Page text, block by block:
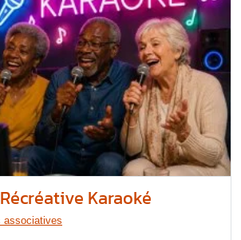
Karaoké
associatives